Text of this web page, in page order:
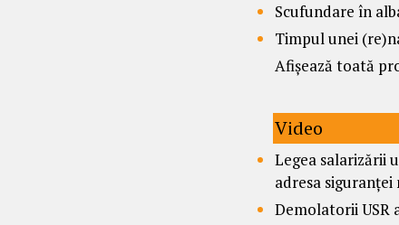
Scufundare în
Timpul unei
Afișează toată
Video
Legea salarizării
adresa siguranței
Demolatorii USR